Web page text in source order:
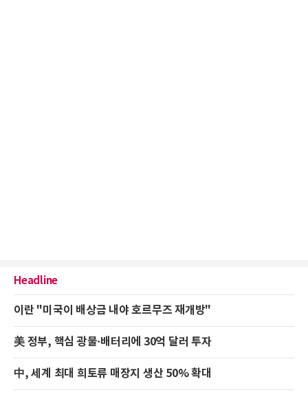
Headline
이란 "미국이 배상금 내야 호르무즈 재개방"
美 정부, 핵심 광물·배터리에 30억 달러 투자
中, 세계 최대 희토류 매장지 생산 50% 확대